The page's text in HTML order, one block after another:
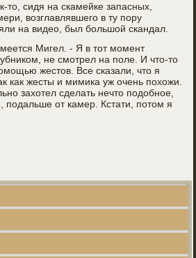
то, сидя на скамейке запасных,
возглавлявшего в ту пору
на видео, был большой скандал.
Мигел. - Я в тот момент
не смотрел на поле. И что-то
жестов. Все сказали, что я
как жесты и мимика уж очень похожи.
захотел сделать нечто подобное,
подальше от камер. Кстати, потом я